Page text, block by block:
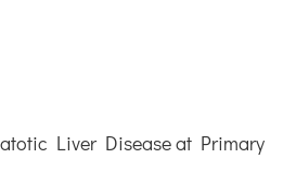
Liver Disease at Primary